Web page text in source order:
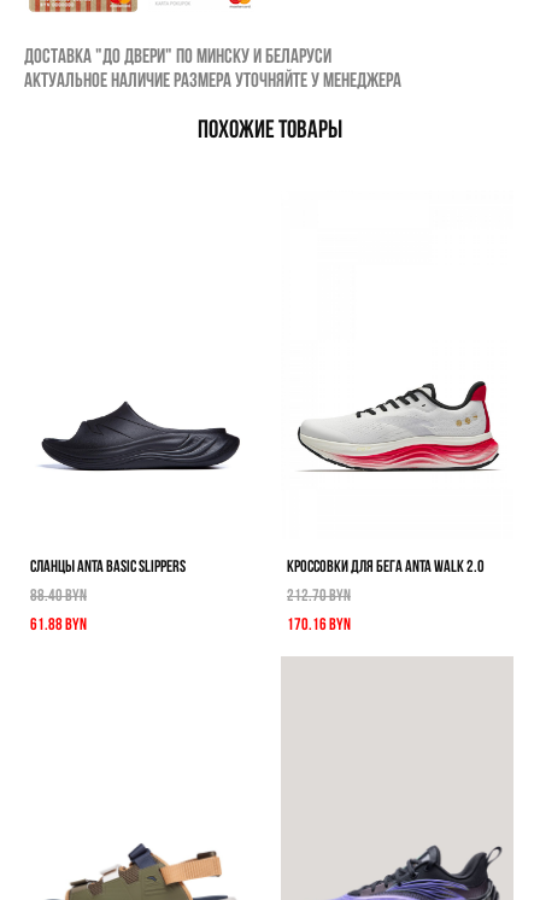
Доставка "до двери" по Минску и Беларуси
Актуальное наличие размера уточняйте у менеджера
ПОХОЖИЕ ТОВАРЫ
СЛАНЦЫ ANTA BASIC SLIPPERS
88.40 BYN
61.88 BYN
КРОССОВКИ ДЛЯ БЕГА ANTA WALK 2.0
212.70 BYN
170.16 BYN